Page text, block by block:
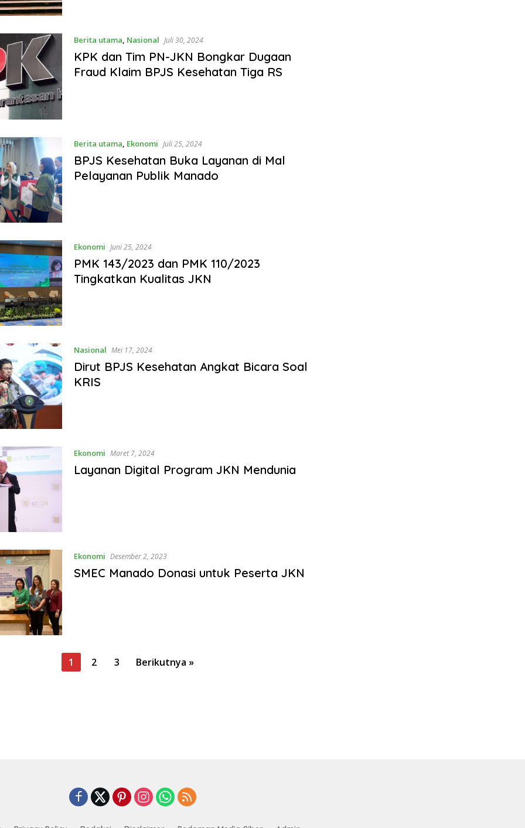
Berita utama, Nasional Juli 30, 2024
KPK dan Tim PN-JKN Bongkar Dugaan
Fraud Klaim BPJS Kesehatan Tiga RS
Berita utama Ekonomi Juli 25, 2024
BPJS Kesehatan Buka Layanan di Mal
Pelayanan Publik Manado
Ekonomi Juni 25, 2024
PMK 143/2023 dan PMK 110/2023
Tingkatkan Kualitas JKN
Nasional Mei 17, 2024
Dirut BPJS Kesehatan Angkat Bicara Soal
KRIS
Ekonomi Maret 7, 2024
Layanan Digital Program JKN Mendunia
Ekonomi Desember 2, 2023
SMEC Manado Donasi untuk Peserta JKN
1 2 3 Berikutnya »